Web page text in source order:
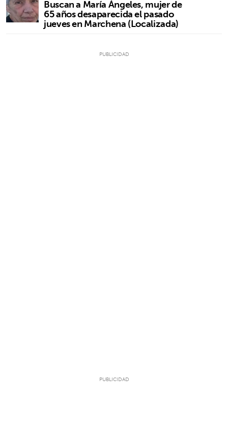
Buscan a María Ángeles, mujer de
65 años desaparecida el pasado
jueves en Marchena (Localizada)